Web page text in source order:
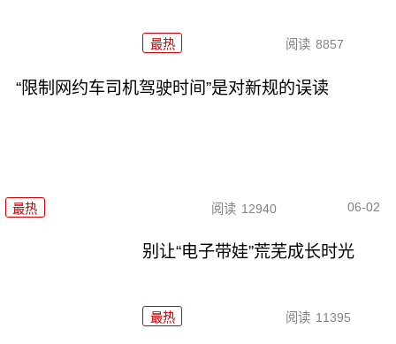
最热 阅读 8857
“限制网约车司机驾驶时间”是对新规的误读
最热 阅读 12940 06-02
别让“电子带娃”荒芜成长时光
最热 阅读 11395